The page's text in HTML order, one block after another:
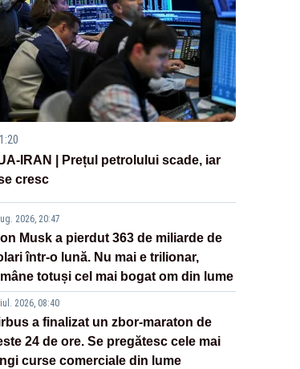
IRAN | Prețul petrolului scade, iar
cresc
2026, 20:47
Musk a pierdut 363 de miliarde de
într-o lună. Nu mai e trilionar,
totuși cel mai bogat om din lume
2026, 08:40
a finalizat un zbor-maraton de
24 de ore. Se pregătesc cele mai
curse comerciale din lume